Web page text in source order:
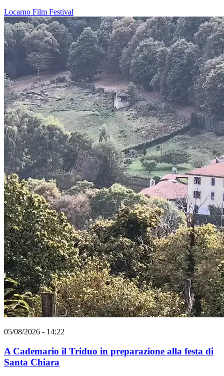
Locarno Film Festival
05/08/2026 - 14:22
A Cademario il Triduo in preparazione alla festa di
Santa Chiara